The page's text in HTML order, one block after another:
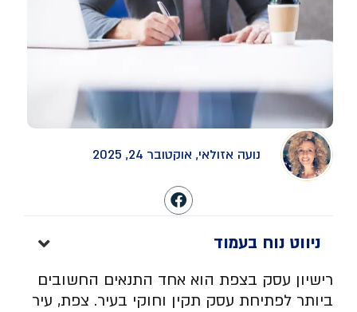
נועה אזולאי, אוקטובר 24, 2025
ניווט נוח בעמוד
רישיון עסק בצפת הוא אחד התנאים החשובים
ביותר לפתיחת עסק תקין וחוקי בעיר. צפת, עיר